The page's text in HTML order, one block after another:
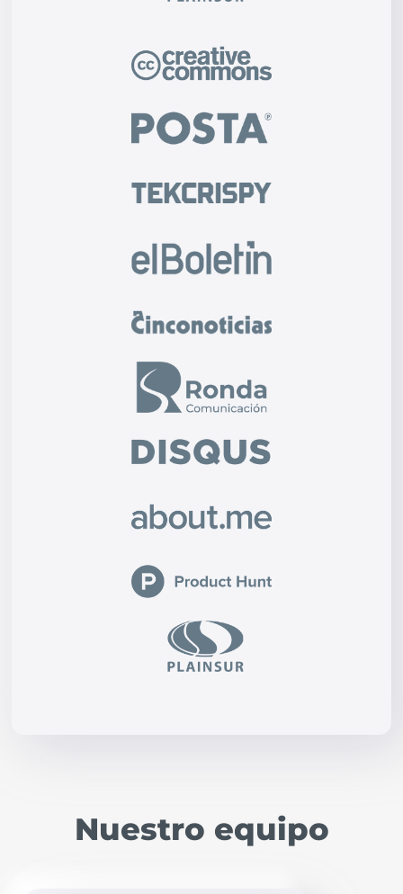
Nuestro equipo